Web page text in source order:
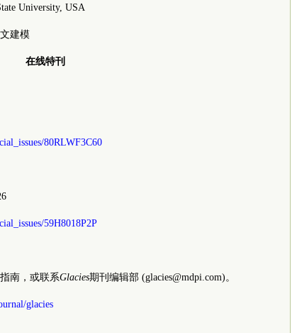
University, USA
建模
在线特刊
80RLWF3C60
59H8018P2P
南，或联系Glacies期刊编辑部 (glacies@mdpi.com)。
glacies